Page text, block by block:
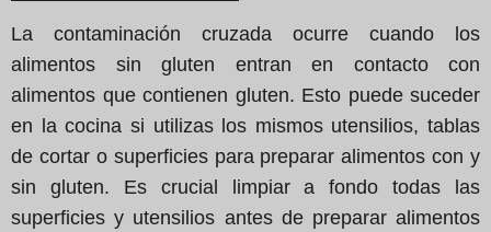
La contaminación cruzada ocurre cuando los
alimentos sin gluten entran en contacto con
alimentos que contienen gluten. Esto puede suceder
en la cocina si utilizas los mismos utensilios, tablas
de cortar o superficies para preparar alimentos con y
sin gluten. Es crucial limpiar a fondo todas las
superficies y utensilios antes de preparar alimentos